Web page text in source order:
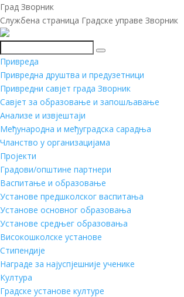
Град Зворник
Службена страница Градске управе Зворник
Претражи
Привреда
Привредна друштва и предузетници
Привредни савјет града Зворник
Савјет за образовање и запошљавање
Анализе и извјештаји
Међународна и међуградска сарадња
Чланство у организацијама
Пројекти
Градови/општине партнери
Васпитање и образовање
Установе предшколског васпитања
Установе основног образовања
Установе средњег образовања
Високошколске установе
Стипендије
Награде за најуспјешније ученике
Култура
Градске установе културе